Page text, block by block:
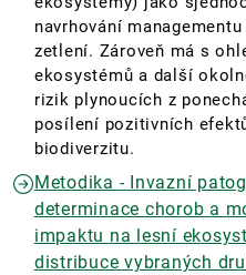
navrhování
zetlení. Zároveň má s
ekosystémů a další
rizik plynoucích z
posílení pozitivních
biodiverzitu.
Metodika - Invazní
determinace chorob a
impaktu na lesní
distribuce vybraných